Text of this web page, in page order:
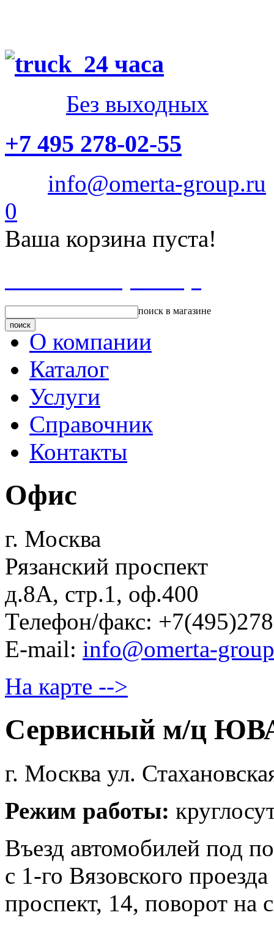
24 часа
Без выходных
+7 495 278-02-55
info@omerta-group.ru
0
Ваша корзина пуста!
поиск в магазине
О компании
Каталог
Услуги
Справочник
Контакты
Офис
г. Москва
Рязанский проспект
д.8А, стр.1, оф.400
Телефон/факс:
E-mail: info@omerta-
На карте -->
Сервисный м/ц
г. Москва ул.
Режим работы:
Въезд автомобилей под
с 1-го Вязовского
проспект, 14, поворот на